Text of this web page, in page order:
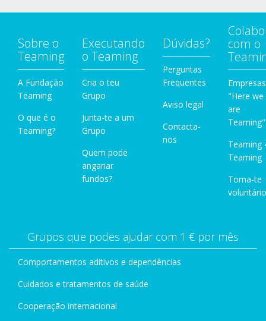
Sobre o
Teaming
A Fundação
Teaming
O que é o
Teaming?
Executando
o Teaming
Cria o teu
Grupo
Junta-te a um
Grupo
Quem pode
angariar
fundos?
Dúvidas?
Perguntas
Frequentes
Aviso legal
Contacta-
nos
com o
Empresas
"Here we
are
Teaming"
Teaming
Teaming
Torna-te
Grupos que podes ajudar com 1 € por mês
Comportamentos aditivos e dependências
Cuidados e tratamentos de saúde
Cooperação internacional